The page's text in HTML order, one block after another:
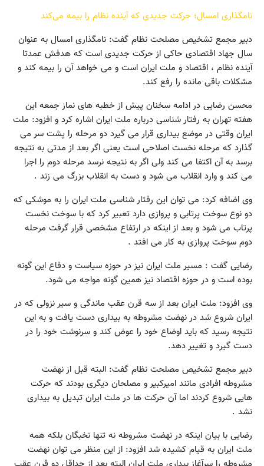
نامگذاری امسال؛ حرکت جدیدی که آینده نظام را بیمه می‌کند
دبیر مجمع تشخیص مصلحت نظام گفت: نامگذاری امسال به عنوان
سال جهاد اقتصادی حاکی از حرکت جدیدی است که هدفش عمدتا
آینده نظام ، اقتصاد و ملت ایران است و می خواهد آن را بیمه کند و
مشکلات باقی مانده را رفع کند.
محسن رضایی در ادامه سخنان پیش از خطبه های نماز جمعه این
هفته تهران به رفتار شناسی درباره ملت ایران اشاره کرد و افزود: ملت
ایران وقتی در موضع بیداری قرار می گیرد دو مرحله را پشت سر می
گذارد که مرحله نخست اصلاحی است یعنی اگر بعد از مدتی به نتیجه
برسد به آن اکتفا می کند ولی اگر به نتیجه نرسد مرحله دوم را اجرا
می کند و وارد انقلاب می شود و دست به انقلاب بزرگ می زند .
وی اضافه کرد: می توان این رفتار شناسی ملت ایران را به موشکی که
دو نوع سوخت پرتابی و پروازی دارد تعبیر کرد که با سوخت نخست
پرتاب می شود و بعد از اینکه در ارتفاع مشخصی قرار گرفت مرحله
دوم سوخت پروازی به کار می افتد .
رضایی گفت : مسیر ملت ایران نیز در حوزه سیاست و دفاع این گونه
بوده است و در حوزه اقتصاد نیز همین گونه مواجه می شود.
وی افزود: ملت ایران بعد از سه قرن عقب ماندگی و سیر نزولی که در
ایران شروع شد در نهضت مشروطه به بیداری دست یافت و به این
نتیجه رسید که باید اوضاع خود را عوض کند و سرنوشت خود را در
دست گیرد و تغییر دهد.
دبیر مجمع تشخیص مصلحت نظام گفت: البته قبل از نهضت
مشروطه افرادی مانند امیرکبیر و مصلحان دیگری بودند که حرکت
هایی شروع کردند اما آن حرکت ها در ملت ایران تبدیل به بیداری
نشد .
رضایی با بیان اینکه در نهضت مشروطه نه تنها نخبگان بلکه همه
ملت ایران به قیام کشیده شد افزود: از این منظر می توان نهضت